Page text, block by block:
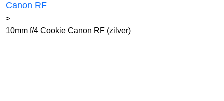
Canon RF
>
10mm f/4 Cookie Canon RF (zilver)